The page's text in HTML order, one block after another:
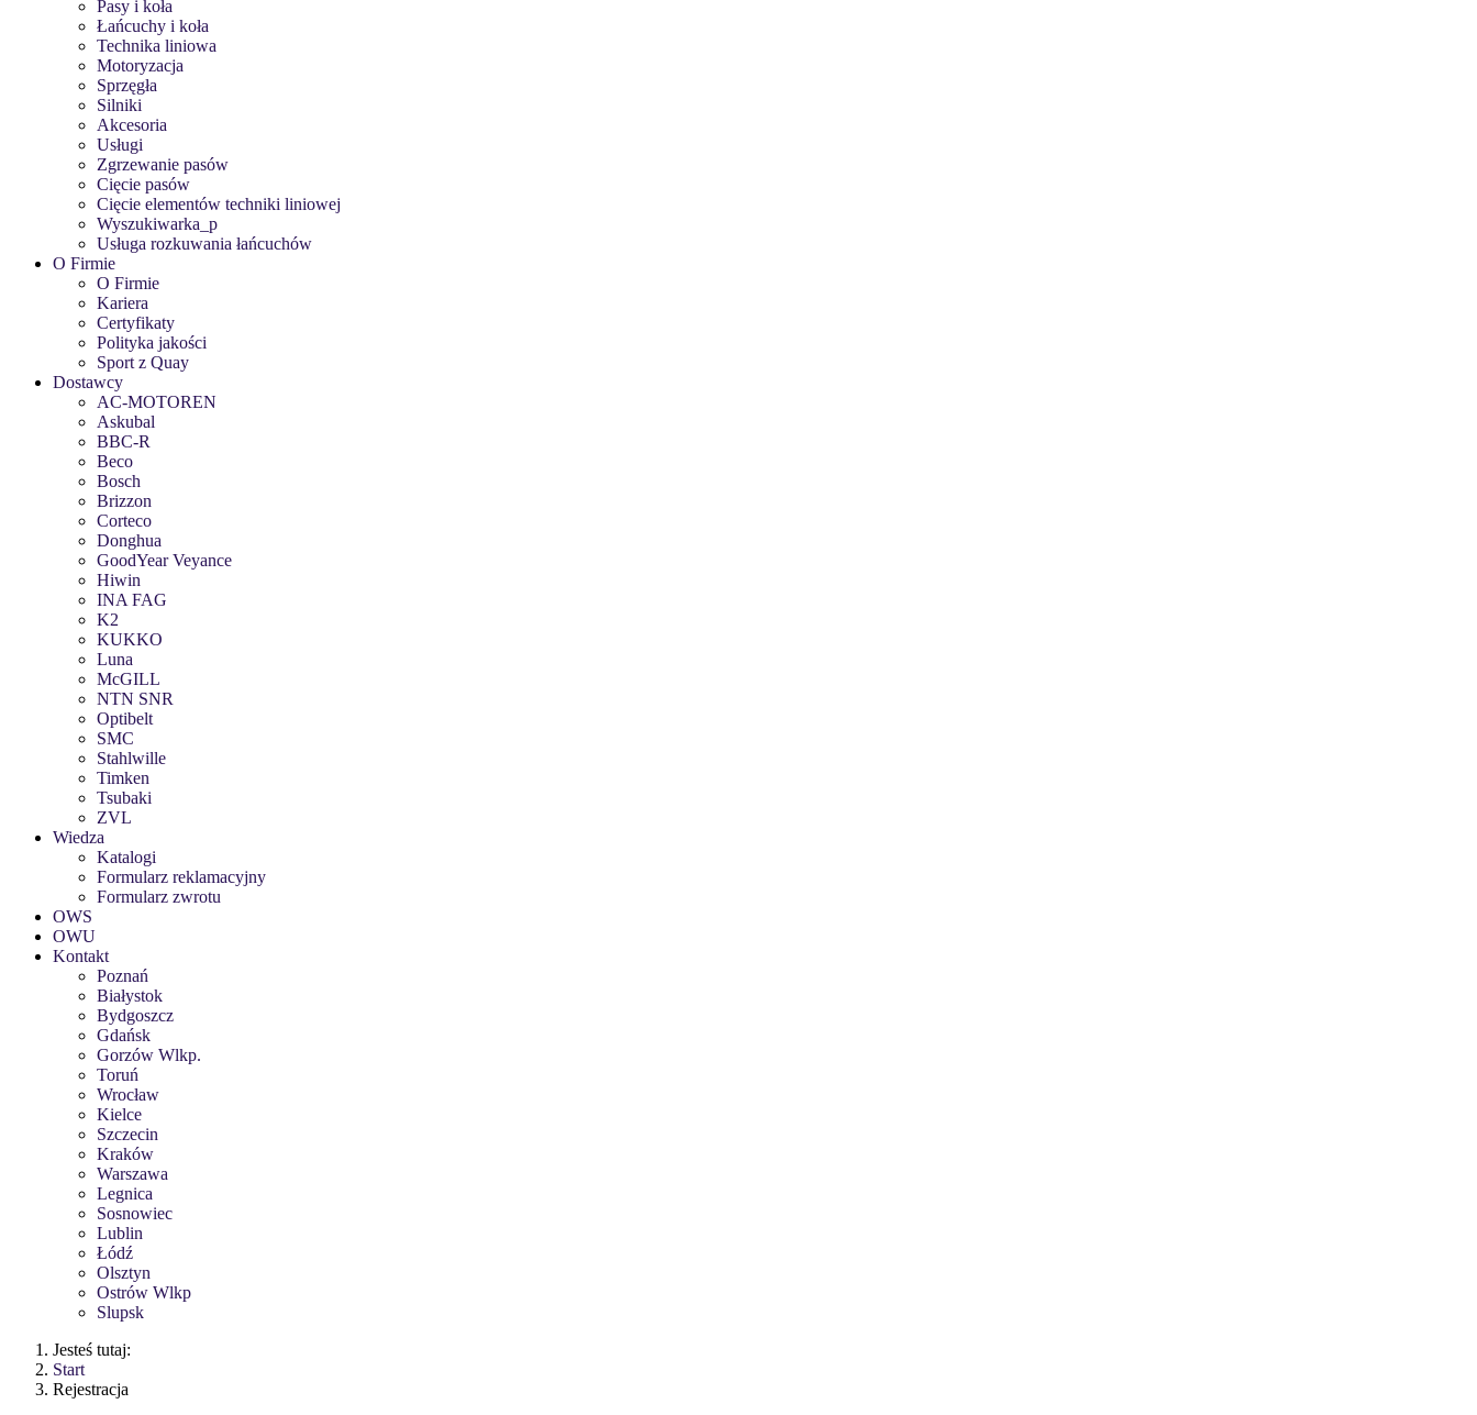
Pasy i koła
Łańcuchy i koła
Technika liniowa
Motoryzacja
Sprzęgła
Silniki
Akcesoria
Usługi
Zgrzewanie pasów
Cięcie pasów
Cięcie elementów techniki liniowej
Wyszukiwarka_p
Usługa rozkuwania łańcuchów
O Firmie
O Firmie
Kariera
Certyfikaty
Polityka jakości
Sport z Quay
Dostawcy
AC-MOTOREN
Askubal
BBC-R
Beco
Bosch
Brizzon
Corteco
Donghua
GoodYear Veyance
Hiwin
INA FAG
K2
KUKKO
Luna
McGILL
NTN SNR
Optibelt
SMC
Stahlwille
Timken
Tsubaki
ZVL
Wiedza
Katalogi
Formularz reklamacyjny
Formularz zwrotu
OWS
OWU
Kontakt
Poznań
Białystok
Bydgoszcz
Gdańsk
Gorzów Wlkp.
Toruń
Wrocław
Kielce
Szczecin
Kraków
Warszawa
Legnica
Sosnowiec
Lublin
Łódź
Olsztyn
Ostrów Wlkp
Slupsk
Jesteś tutaj:
Start
Rejestracja